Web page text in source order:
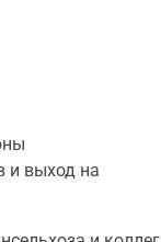
и выход на